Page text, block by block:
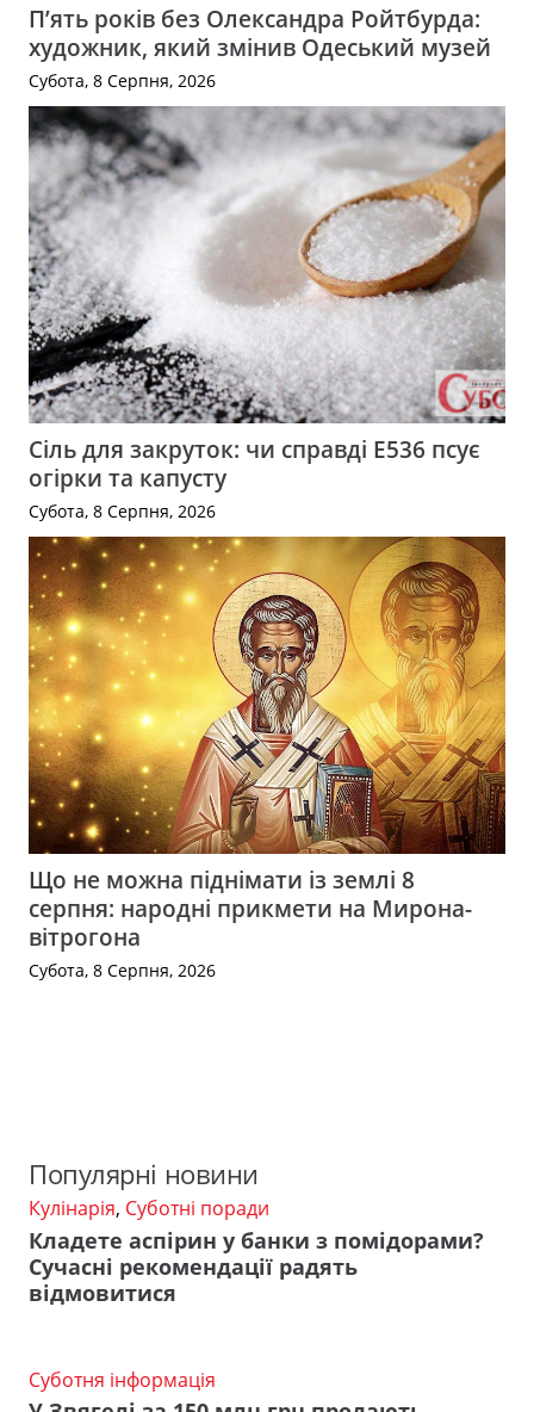
П’ять років без Олександра Ройтбурда:
художник, який змінив Одеський музей
Субота, 8 Серпня, 2026
Сіль для закруток: чи справді Е536 псує
огірки та капусту
Субота, 8 Серпня, 2026
Що не можна піднімати із землі 8
серпня: народні прикмети на Мирона-
вітрогона
Субота, 8 Серпня, 2026
Популярні новини
Кулінарія, Суботні поради
Кладете аспірин у банки з помідорами?
Сучасні рекомендації радять
відмовитися
Суботня інформація